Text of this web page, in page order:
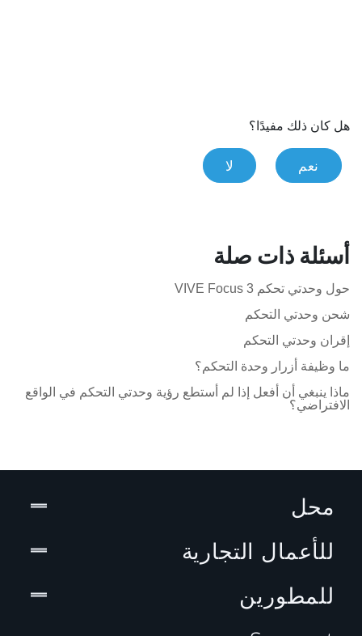
هل كان ذلك مفيدًا؟
نعم لا
أسئلة ذات صلة
حول وحدتي تحكم VIVE Focus 3
شحن وحدتي التحكم
إقران وحدتي التحكم
ما وظيفة أزرار وحدة التحكم؟
ماذا ينبغي أن أفعل إذا لم أستطع رؤية وحدتي التحكم في الواقع
الافتراضي؟
محل
للأعمال التجارية
للمطورين